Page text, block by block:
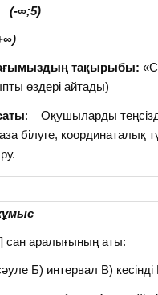
∞;5)
тақырыбы:
өздері айтады)
: Оқушыларды
білуге, координаталық
сан аралығының аты:
Б) интервал В) кесінді